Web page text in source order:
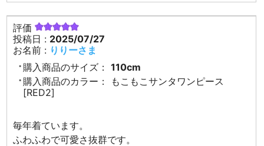
評価
投稿日 : 2025/07/27
お名前 : りりーさま
購入商品のサイズ：
110cm
購入商品のカラー：
もこもこサンタワンピース
[RED2]
毎年着ています。
ふわふわで可愛さ抜群です。